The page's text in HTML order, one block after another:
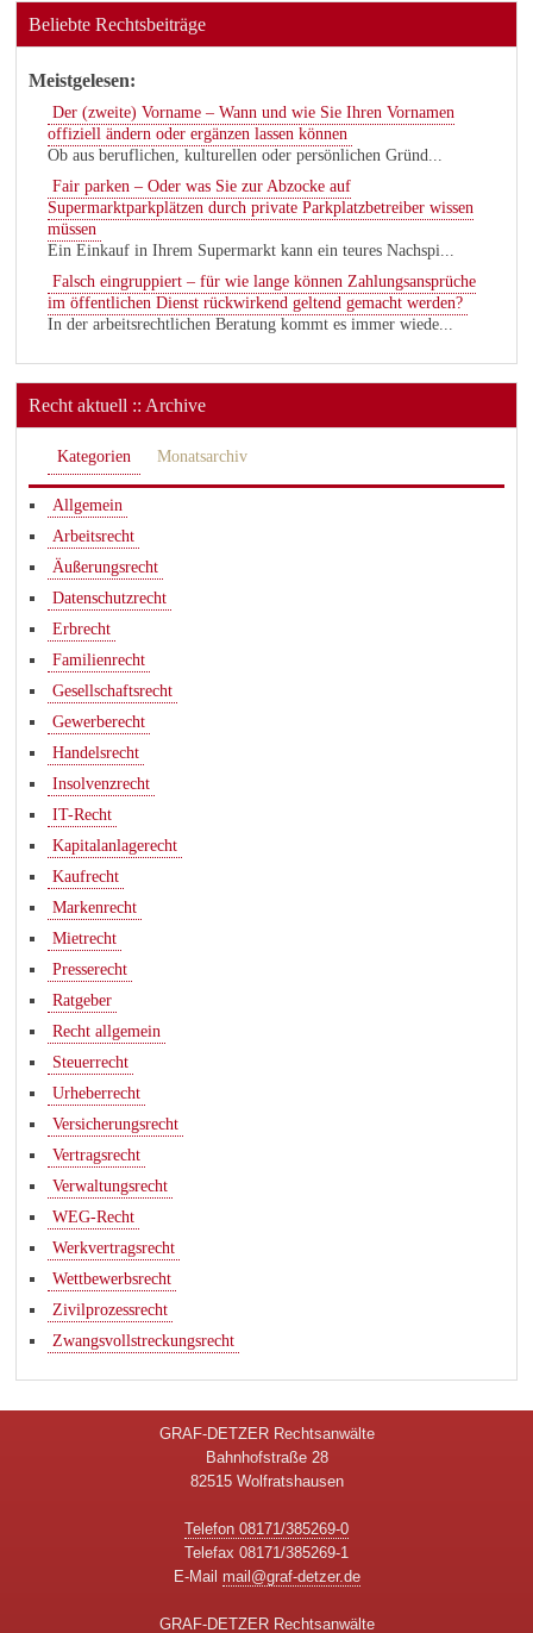
Beliebte Rechtsbeiträge
Meistgelesen:
Der (zweite) Vorname – Wann und wie Sie Ihren Vornamen
offiziell ändern oder ergänzen lassen können
Ob aus beruflichen, kulturellen oder persönlichen Gründ...
Fair parken – Oder was Sie zur Abzocke auf
Supermarktparkplätzen durch private Parkplatzbetreiber wissen
müssen
Ein Einkauf in Ihrem Supermarkt kann ein teures Nachspi...
Falsch eingruppiert – für wie lange können Zahlungsansprüche
im öffentlichen Dienst rückwirkend geltend gemacht werden?
In der arbeitsrechtlichen Beratung kommt es immer wiede...
Recht aktuell :: Archive
Kategorien Monatsarchiv
Allgemein
Arbeitsrecht
Äußerungsrecht
Datenschutzrecht
Erbrecht
Familienrecht
Gesellschaftsrecht
Gewerberecht
Handelsrecht
Insolvenzrecht
IT-Recht
Kapitalanlagerecht
Kaufrecht
Markenrecht
Mietrecht
Presserecht
Ratgeber
Recht allgemein
Steuerrecht
Urheberrecht
Versicherungsrecht
Vertragsrecht
Verwaltungsrecht
WEG-Recht
Werkvertragsrecht
Wettbewerbsrecht
Zivilprozessrecht
Zwangsvollstreckungsrecht
GRAF-DETZER Rechtsanwälte
Bahnhofstraße 28
82515 Wolfratshausen
Telefon 08171/385269-0
Telefax 08171/385269-1
E-Mail mail@graf-detzer.de
GRAF-DETZER Rechtsanwälte